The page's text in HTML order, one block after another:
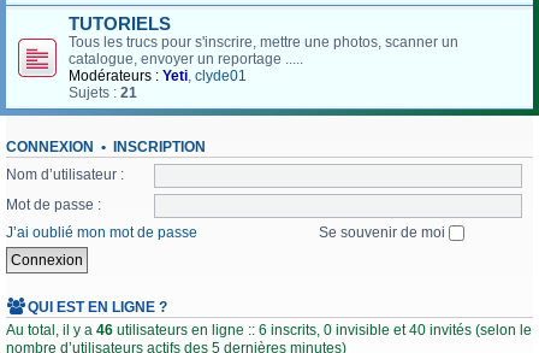
TUTORIELS
Tous les trucs pour s'inscrire, mettre une photos, scanner un
catalogue, envoyer un reportage .....
Modérateurs : Yeti, clyde01
Sujets : 21
CONNEXION • INSCRIPTION
Nom d’utilisateur :
Mot de passe :
J’ai oublié mon mot de passe
Se souvenir de moi
QUI EST EN LIGNE ?
Au total, il y a 46 utilisateurs en ligne :: 6 inscrits, 0 invisible et 40 invités (selon le
nombre d’utilisateurs actifs des 5 dernières minutes)